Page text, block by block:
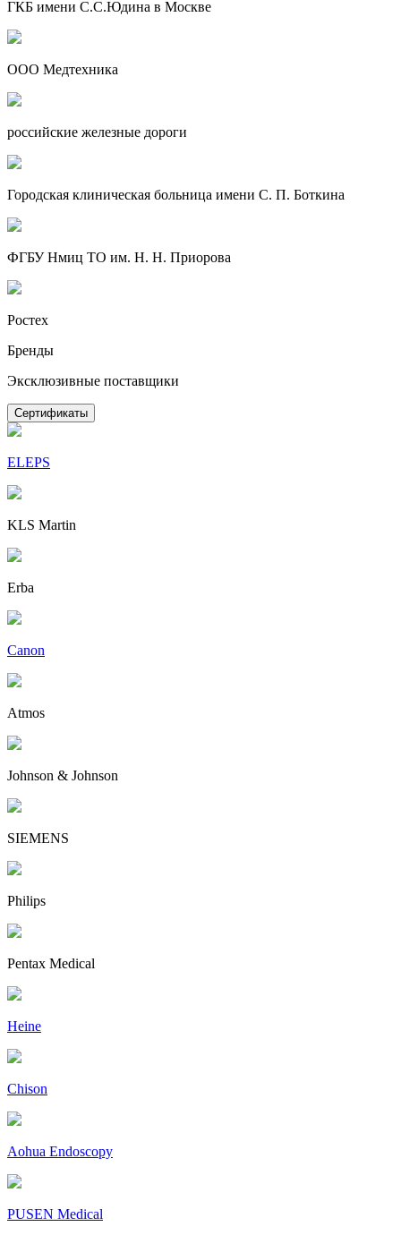
ГКБ имени С.С.Юдина в Москве
ООО Медтехника
российские железные дороги
Городская клиническая больница имени С. П. Боткина
ФГБУ Нмиц ТО им. Н. Н. Приорова
Ростех
Бренды
Эксклюзивные поставщики
Сертификаты
ELEPS
KLS Martin
Erba
Canon
Atmos
Johnson & Johnson
SIEMENS
Philips
Pentax Medical
Heine
Chison
Aohua Endoscopy
PUSEN Medical